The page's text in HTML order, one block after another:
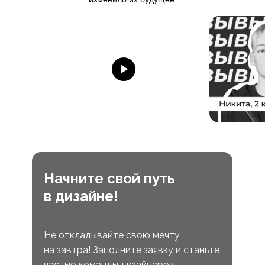
Начните свой путь
в дизайне!
Не откладывайте свою мечту
на завтра! Заполните заявку и станьте